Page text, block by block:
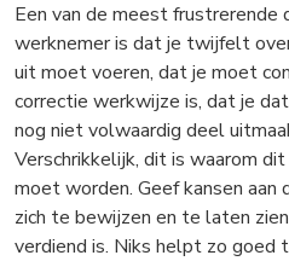
Een van de meest frustrerende
werknemer is dat je twijfelt
uit moet voeren, dat je moet
correctie werkwijze is, dat je
nog niet volwaardig deel
Verschrikkelijk, dit is waarom
moet worden. Geef kansen aan
zich te bewijzen en te laten
verdiend is. Niks helpt zo goed